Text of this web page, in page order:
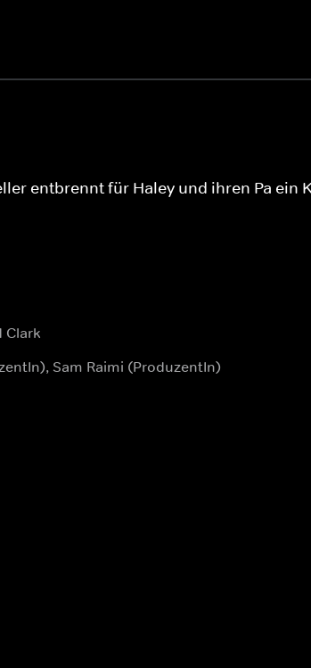
entbrennt für Haley und ihren Pa
Clark
Sam Raimi (ProduzentIn)